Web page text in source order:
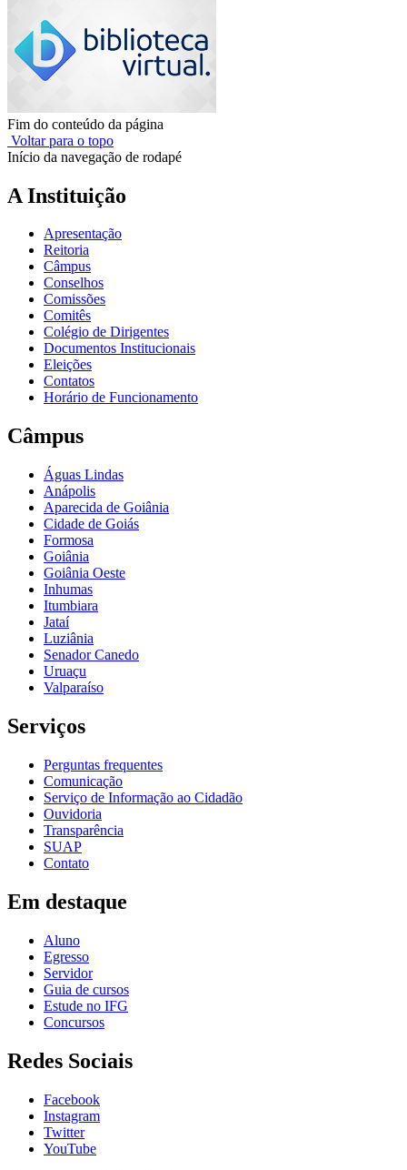
Fim do conteúdo da página
Voltar para o topo
Início da navegação de rodapé
A Instituição
Apresentação
Reitoria
Câmpus
Conselhos
Comissões
Comitês
Colégio de Dirigentes
Documentos Institucionais
Eleições
Contatos
Horário de Funcionamento
Câmpus
Águas Lindas
Anápolis
Aparecida de Goiânia
Cidade de Goiás
Formosa
Goiânia
Goiânia Oeste
Inhumas
Itumbiara
Jataí
Luziânia
Senador Canedo
Uruaçu
Valparaíso
Serviços
Perguntas frequentes
Comunicação
Serviço de Informação ao Cidadão
Ouvidoria
Transparência
SUAP
Contato
Em destaque
Aluno
Egresso
Servidor
Guia de cursos
Estude no IFG
Concursos
Redes Sociais
Facebook
Instagram
Twitter
YouTube